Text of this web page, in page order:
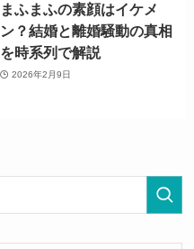
まふまふの素顔はイケメ
ン？結婚と離婚騒動の真相
を時系列で解説
2026年2月9日